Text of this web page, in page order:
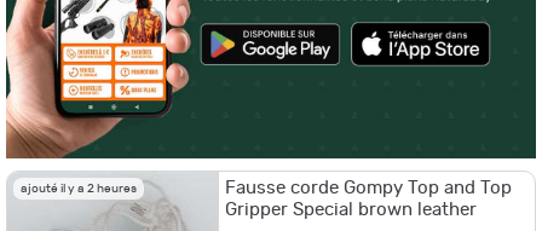
ajouté il y a 2 heures
Fausse corde Gompy Top and Top
Gripper Special brown leather